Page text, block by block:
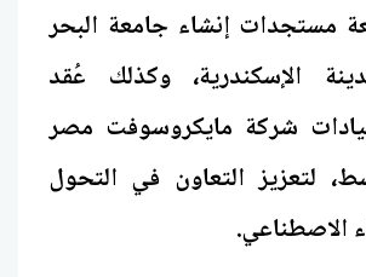
مستجدات إنشاء جامعة البحر
الإسكندرية، وكذلك عُقد
شركة مايكروسوفت مصر
لتعزيز التعاون في التحول
الاصطناعي.